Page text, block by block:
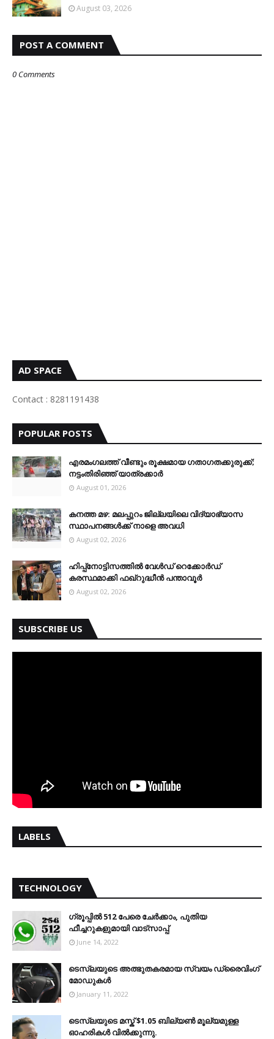
August 03, 2026
POST A COMMENT
0 Comments
AD SPACE
Contact : 8281191438
POPULAR POSTS
എരമംഗലത്ത് വീണ്ടും രൂക്ഷമായ ഗതാഗതക്കുരുക്ക്;
നട്ടംതിരിഞ്ഞ് യാത്രക്കാർ
August 01, 2026
കനത്ത മഴ: മലപ്പുറം ജില്ലയിലെ വിദ്യാഭ്യാസ
സ്ഥാപനങ്ങൾക്ക് നാളെ അവധി
August 02, 2026
ഹിപ്പ്നോട്ടിസത്തിൽ വേൾഡ് റെക്കോർഡ്
കരസ്ഥമാക്കി ഫഖ്റുദ്ധീൻ പന്താവൂർ
August 02, 2026
SUBSCRIBE US
LABELS
TECHNOLOGY
ഗ്രൂപ്പിൽ 512 പേരെ ചേർക്കാം, പുതിയ
ഫീച്ചറുകളുമായി വാട്സാപ്പ്
June 14, 2022
ടെസ്‌ലയുടെ അത്ഭുതകരമായ സ്വയം ഡ്രൈവിംഗ്
മോഡുകൾ
January 11, 2022
ടെസ്‌ലയുടെ മസ്ക് $1.05 ബില്യൺ മൂല്യമുള്ള
ഓഹരികൾ വിൽക്കുന്നു.